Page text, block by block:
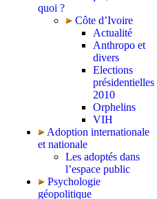
quoi ?
Côte d’Ivoire
Actualité
Anthropo et
divers
Elections
présidentielles
2010
Orphelins
VIH
Adoption internationale
et nationale
Les adoptés dans
l’espace public
Psychologie
géopolitique